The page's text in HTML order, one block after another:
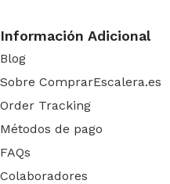
Información Adicional
Blog
Sobre ComprarEscalera.es
Order Tracking
Métodos de pago
FAQs
Colaboradores